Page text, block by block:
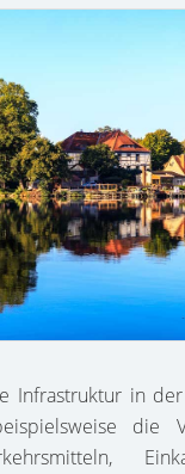
Infrastruktur in
die